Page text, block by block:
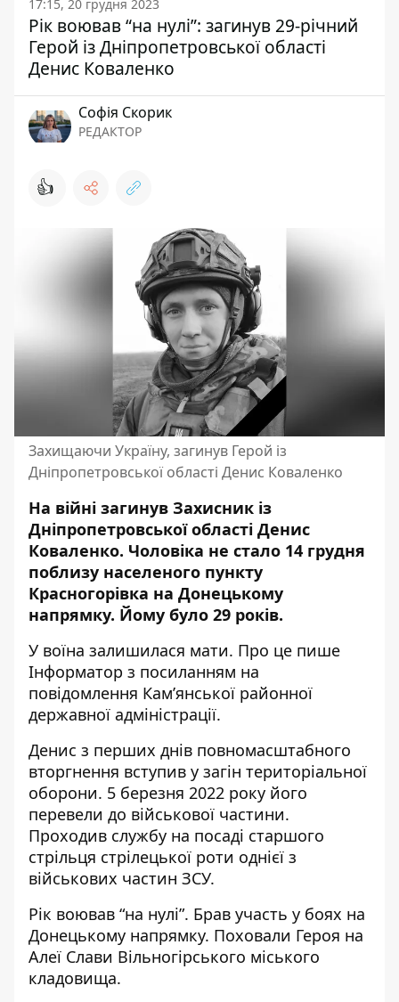
17:15, 20 грудня 2023
Рік воював “на нулі”: загинув 29-річний
Герой із Дніпропетровської області
Денис Коваленко
Софія Скорик
РЕДАКТОР
👍
Захищаючи Україну, загинув Герой із
Дніпропетровської області Денис Коваленко
На війні загинув Захисник із
Дніпропетровської області Денис
Коваленко. Чоловіка не стало 14 грудня
поблизу населеного пункту
Красногорівка на Донецькому
напрямку. Йому було 29 років.
У воїна залишилася мати. Про це пише
Інформатор з посиланням на
повідомлення Кам’янської районної
державної адміністрації.
Денис з перших днів повномасштабного
вторгнення вступив у загін територіальної
оборони. 5 березня 2022 року його
перевели до військової частини.
Проходив службу на посаді старшого
стрільця стрілецької роти однієї з
військових частин ЗСУ.
Рік воював “на нулі”. Брав участь у боях на
Донецькому напрямку. Поховали Героя на
Алеї Слави Вільногірського міського
кладовища.